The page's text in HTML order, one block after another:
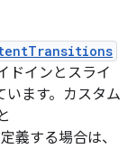
ドインとスライ
います。カスタム
義する場合は、